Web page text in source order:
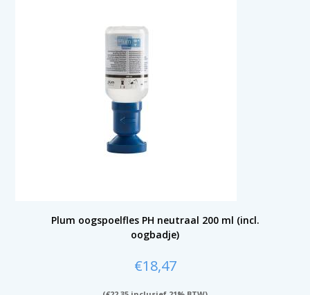
Plum oogspoelfles PH neutraal 200 ml (incl.
oogbadje)
€18,47